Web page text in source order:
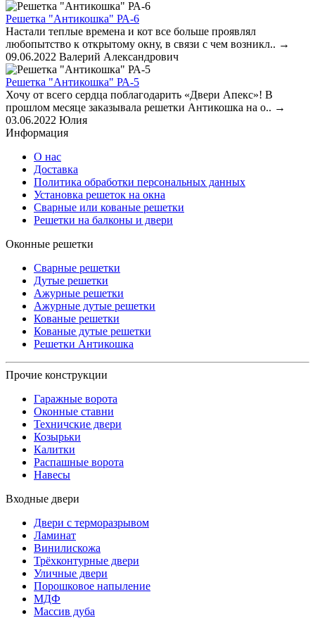
Решетка "Антикошка" РА-6
Настали теплые времена и кот все больше проявлял
любопытство к открытому окну, в связи с чем возникл.. →
09.06.2022 Валерий Александрович
Решетка "Антикошка" РА-5
Хочу от всего сердца поблагодарить «Двери Апекс»! В
прошлом месяце заказывала решетки Антикошка на о.. →
03.06.2022 Юлия
Информация
О нас
Доставка
Политика обработки персональных данных
Установка решеток на окна
Сварные или кованые решетки
Решетки на балконы и двери
Оконные решетки
Сварные решетки
Дутые решетки
Ажурные решетки
Ажурные дутые решетки
Кованые решетки
Кованые дутые решетки
Решетки Антикошка
Прочие конструкции
Гаражные ворота
Оконные ставни
Техничские двери
Козырьки
Калитки
Распашные ворота
Навесы
Входные двери
Двери с терморазрывом
Ламинат
Винилискожа
Трёхконтурные двери
Уличные двери
Порошковое напыление
МДФ
Массив дуба